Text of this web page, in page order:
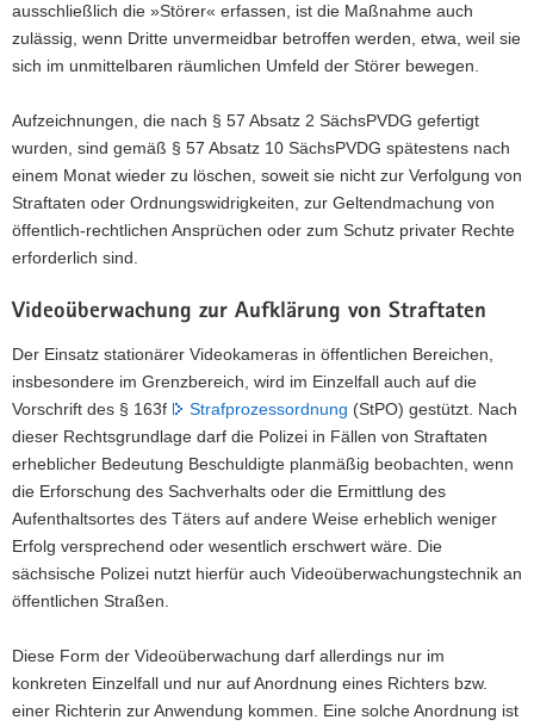
ausschließlich die »Störer« erfassen, ist die Maßnahme auch
zulässig, wenn Dritte unvermeidbar betroffen werden, etwa, weil sie
sich im unmittelbaren räumlichen Umfeld der Störer bewegen.
Aufzeichnungen, die nach § 57 Absatz 2 SächsPVDG gefertigt
wurden, sind gemäß § 57 Absatz 10 SächsPVDG spätestens nach
einem Monat wieder zu löschen, soweit sie nicht zur Verfolgung von
Straftaten oder Ordnungswidrigkeiten, zur Geltendmachung von
öffentlich-rechtlichen Ansprüchen oder zum Schutz privater Rechte
erforderlich sind.
Videoüberwachung zur Aufklärung von Straftaten
Der Einsatz stationärer Videokameras in öffentlichen Bereichen,
insbesondere im Grenzbereich, wird im Einzelfall auch auf die
Vorschrift des § 163f
Strafprozessordnung (StPO) gestützt. Nach
dieser Rechtsgrundlage darf die Polizei in Fällen von Straftaten
erheblicher Bedeutung Beschuldigte planmäßig beobachten, wenn
die Erforschung des Sachverhalts oder die Ermittlung des
Aufenthaltsortes des Täters auf andere Weise erheblich weniger
Erfolg versprechend oder wesentlich erschwert wäre. Die
sächsische Polizei nutzt hierfür auch Videoüberwachungstechnik an
öffentlichen Straßen.
Diese Form der Videoüberwachung darf allerdings nur im
konkreten Einzelfall und nur auf Anordnung eines Richters bzw.
einer Richterin zur Anwendung kommen. Eine solche Anordnung ist